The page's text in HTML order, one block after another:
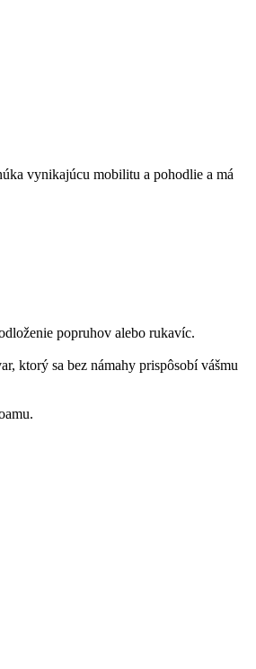
vynikajúcu mobilitu a pohodlie a má
popruhov alebo rukavíc.
ktorý sa bez námahy prispôsobí vášmu